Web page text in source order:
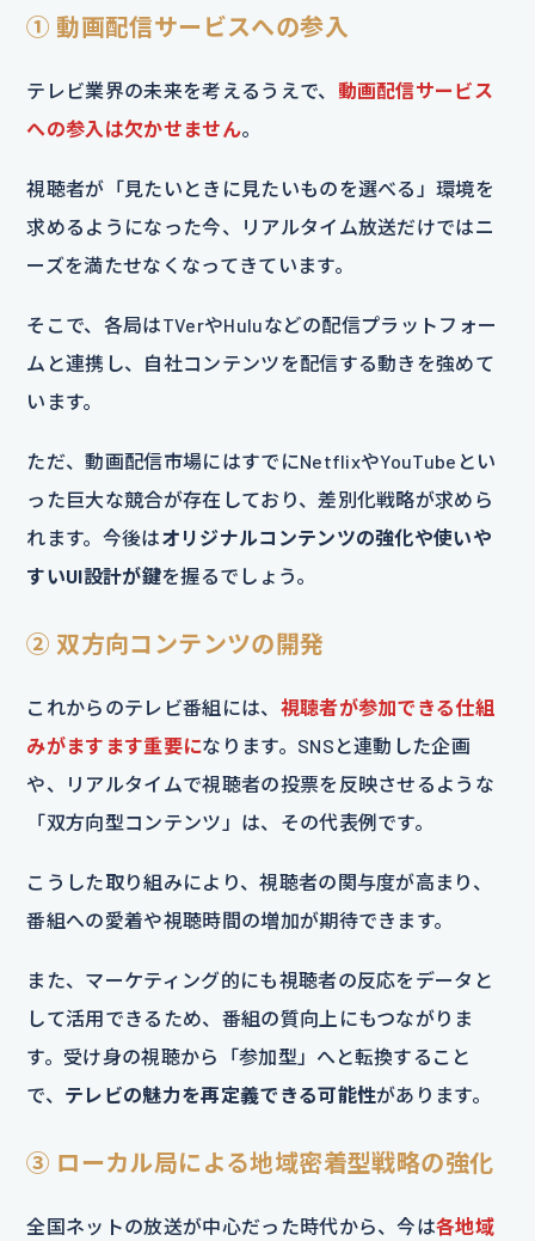
① 動画配信サービスへの参入
テレビ業界の未来を考えるうえで、 動画配信サービス
への参入は欠かせません。
視聴者が「見たいときに見たいものを選べる」環境を
求めるようになった今、リアルタイム放送だけではニ
ーズを満たせなくなってきています。
そこで、各局はTVerやHuluなどの配信プラットフォー
ムと連携し、自社コンテンツを配信する動きを強めて
います。
ただ、動画配信市場にはすでにNetflixやYouTubeとい
った巨大な競合が存在しており、差別化戦略が求めら
れます。今後はオリジナルコンテンツの強化や使いや
すいUI設計が鍵を握るでしょう。
② 双方向コンテンツの開発
これからのテレビ番組には、 視聴者が参加できる仕組
みがますます重要になります。SNSと連動した企画
や、リアルタイムで視聴者の投票を反映させるような
「双方向型コンテンツ」は、その代表例です。
こうした取り組みにより、視聴者の関与度が高まり、
番組への愛着や視聴時間の増加が期待できます。
また、マーケティング的にも視聴者の反応をデータと
して活用できるため、番組の質向上にもつながりま
す。受け身の視聴から「参加型」へと転換すること
で、 テレビの魅力を再定義できる可能性があります。
③ ローカル局による地域密着型戦略の強化
全国ネットの放送が中心だった時代から、今は各地域